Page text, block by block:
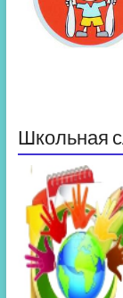
Школьная